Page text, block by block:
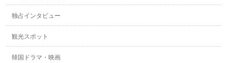
独占インタビュー
観光スポット
韓国ドラマ・映画